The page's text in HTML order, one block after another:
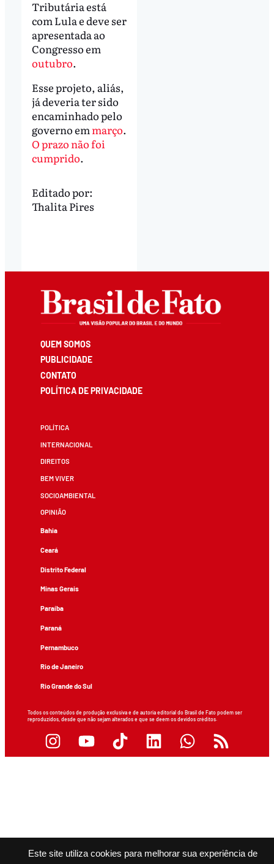
Este site utiliza cookies para melhorar sua experiência de
Tributária está
com Lula e deve ser
apresentada ao
Congresso em
outubro.
Esse projeto, aliás,
já deveria ter sido
encaminhado pelo
governo em março.
O prazo não foi
cumprido.
Editado por:
Thalita Pires
QUEM SOMOS
PUBLICIDADE
CONTATO
POLÍTICA DE PRIVACIDADE
POLÍTICA
INTERNACIONAL
DIREITOS
BEM VIVER
SOCIOAMBIENTAL
OPINIÃO
Bahia
Ceará
Distrito Federal
Minas Gerais
Paraíba
Paraná
Pernambuco
Rio de Janeiro
Rio Grande do Sul
Todos os conteúdos de produção exclusiva e de autoria editorial do Brasil de Fato podem ser
reproduzidos, desde que não sejam alterados e que se deem os devidos créditos.